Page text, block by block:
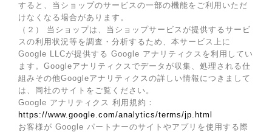
すると、当ショップのサービスの一部の機能をご利用いただ
けなくなる場合があります。
（２） 当ショップは、当ショップサービスが提供するサービ
スの利用状況等を調査・分析するため、本サービス上に
Google LLCが提供する Google アナリティクスを利用してい
ます。Googleアナリティクスでデータが収集、処理される仕
組みその他Googleアナリティクスの詳しい情報につきまして
は、同社のサイトをご覧ください。
Google アナリティクス 利用規約：
https://www.google.com/analytics/terms/jp.html
お客様が Google パートナーのサイトやアプリを使用する際